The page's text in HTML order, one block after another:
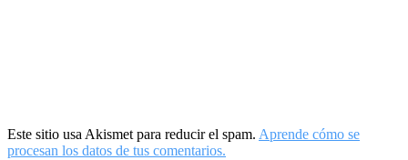
Este sitio usa Akismet para reducir el spam. Aprende cómo se
procesan los datos de tus comentarios.